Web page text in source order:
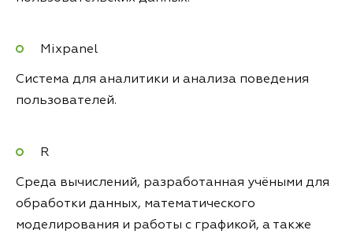
Mixpanel
Система для аналитики и анализа поведения
пользователей.
R
Среда вычислений, разработанная учёными для
обработки данных, математического
моделирования и работы с графикой, а также